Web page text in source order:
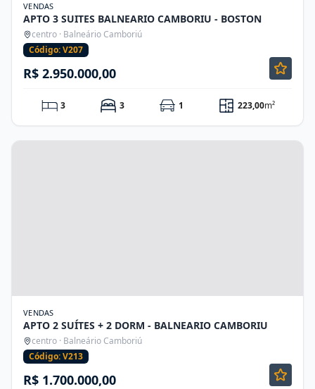
VENDAS
APTO 3 SUITES BALNEARIO CAMBORIU - BOSTON
centro · Balneário Camboriú
Código: V207
R$ 2.950.000,00
3 3 1 223,00m²
VENDAS
APTO 2 SUÍTES + 2 DORM - BALNEARIO CAMBORIU
centro · Balneário Camboriú
Código: V213
R$ 1.700.000,00